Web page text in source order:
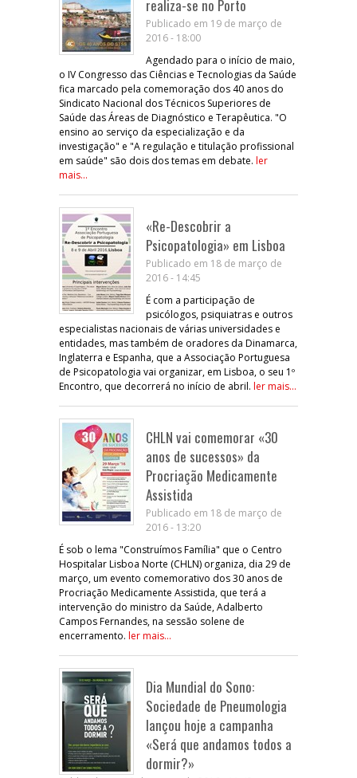
realiza-se no Porto
Publicado em 19 de março de
2016 - 18:00
Agendado para o início de maio,
o IV Congresso das Ciências e Tecnologias da Saúde
fica marcado pela comemoração dos 40 anos do
Sindicato Nacional dos Técnicos Superiores de
Saúde das Áreas de Diagnóstico e Terapêutica. "O
ensino ao serviço da especialização e da
investigação" e "A regulação e titulação profissional
em saúde" são dois dos temas em debate. ler
mais...
«Re-Descobrir a
Psicopatologia» em Lisboa
Publicado em 18 de março de
2016 - 14:45
É com a participação de
psicólogos, psiquiatras e outros
especialistas nacionais de várias universidades e
entidades, mas também de oradores da Dinamarca,
Inglaterra e Espanha, que a Associação Portuguesa
de Psicopatologia vai organizar, em Lisboa, o seu 1º
Encontro, que decorrerá no início de abril. ler mais...
CHLN vai comemorar «30
anos de sucessos» da
Procriação Medicamente
Assistida
Publicado em 18 de março de
2016 - 13:20
É sob o lema "Construímos Família" que o Centro
Hospitalar Lisboa Norte (CHLN) organiza, dia 29 de
março, um evento comemorativo dos 30 anos de
Procriação Medicamente Assistida, que terá a
intervenção do ministro da Saúde, Adalberto
Campos Fernandes, na sessão solene de
encerramento. ler mais...
Dia Mundial do Sono:
Sociedade de Pneumologia
lançou hoje a campanha
«Será que andamos todos a
dormir?»